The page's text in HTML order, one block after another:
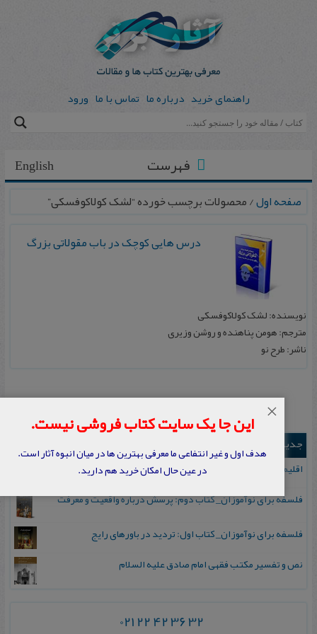
راهنمای خرید درباره ما تماس با ما ورود
English فهرست
صفحه اول/ محصولات برچسب خورده “لشک کولاکوفسکی”
درس هایی کوچک در باب مقولاتی بزرگ
نویسنده: لشک کولاکوفسکی
مترجم: هومن پناهنده و روشن وزیری
ناشر: طرح نو
جدیدترین ها
اقلیم مورخان؛ مهارت‌های تاریخ ورزی علمی
فلسفه برای نوآموزان_ کتاب دوم: پرسش درباره واقعیت و معرفت
فلسفه برای نوآموزان_ کتاب اول: تردید در باورهای رایج
نص و تفسیر مکتب فقهی امام صادق علیه السلام
021 22 42 36 32
این جا یک سایت کتاب فروشی نیست.
هدف اول و غیر انتفاعی ما معرفی بهترین ها در میان انبوه آثار است.
در عین حال امکان خرید هم دارید.
×